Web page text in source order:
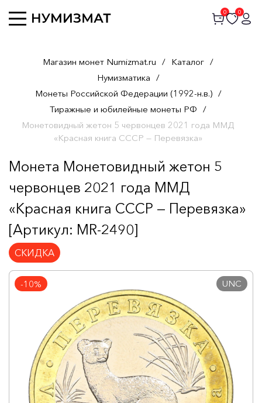
0 0
Магазин монет Numizmat.ru / Каталог /
Нумизматика /
Монеты Российской Федерации (1992-н.в.) /
Тиражные и юбилейные монеты РФ /
Монетовидный жетон 5 червонцев 2021 года ММД
«Красная книга СССР — Перевязка»
Монета Монетовидный жетон 5
червонцев 2021 года ММД
«Красная книга СССР — Перевязка»
[Артикул: MR-2490]
СКИДКА
-10% UNC